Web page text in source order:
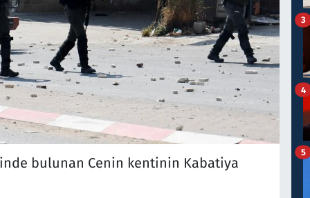
bulunan Cenin kentinin Kabatiya
3
4
5